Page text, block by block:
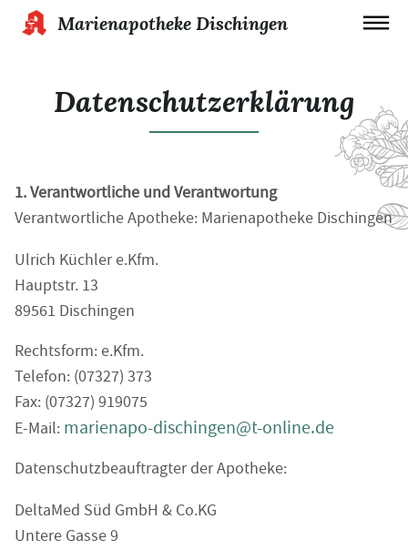
Marienapotheke Dischingen
Datenschutzerklärung
1. Verantwortliche und Verantwortung
Verantwortliche Apotheke: Marienapotheke Dischingen
Ulrich Küchler e.Kfm.
Hauptstr. 13
89561 Dischingen
Rechtsform: e.Kfm.
Telefon: (07327) 373
Fax: (07327) 919075
E-Mail: marienapo-dischingen@t-online.de
Datenschutzbeauftragter der Apotheke:
DeltaMed Süd GmbH & Co.KG
Untere Gasse 9